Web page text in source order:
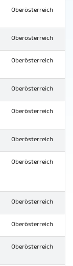
Oberösterreich
Oberösterreich
Oberösterreich
Oberösterreich
Oberösterreich
Oberösterreich
Oberösterreich
Oberösterreich
Oberösterreich
Oberösterreich